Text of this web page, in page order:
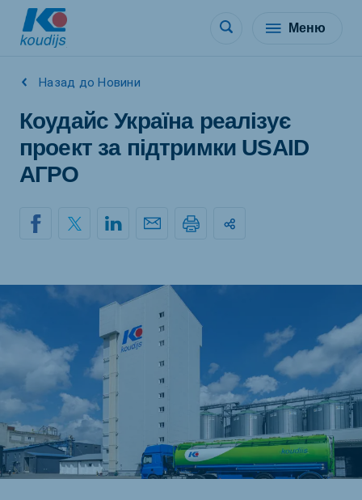
Меню
Назад до Новини
Коудайс Україна реалізує
проект за підтримки USAID
АГРО